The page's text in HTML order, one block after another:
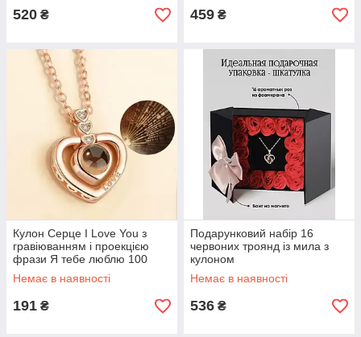
520 ₴ 459 ₴
Кулон Серце I Love You з
гравіюванням і проекцією
фрази Я тебе люблю 100
мовами Золото
Немає в наявності
191 ₴
Подарунковий набір 16
червоних троянд із мила з
кулоном
Немає в наявності
536 ₴